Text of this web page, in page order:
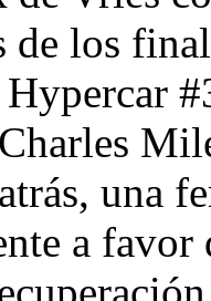
de los
una
a